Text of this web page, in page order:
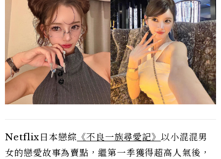
Netflix日本戀綜 《不良一族尋愛記》以小混混男
女的戀愛故事為賣點，繼第一季獲得超高人氣後，